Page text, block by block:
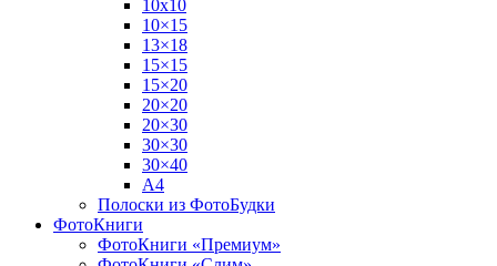
10х10
10×15
13×18
15×15
15×20
20×20
20×30
30×30
30×40
A4
Полоски из ФотоБудки
ФотоКниги
ФотоКниги «Премиум»